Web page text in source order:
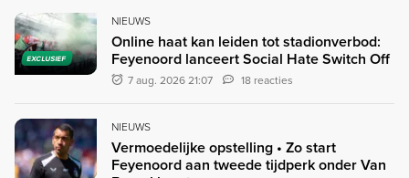
EXCLUSIEF
NIEUWS
Online haat kan leiden tot stadionverbod:
Feyenoord lanceert Social Hate Switch Off
7 aug. 2026 21:07 18 reacties
NIEUWS
Vermoedelijke opstelling • Zo start
Feyenoord aan tweede tijdperk onder Van